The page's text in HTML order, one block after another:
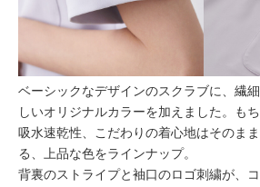
ベーシックなデザインのスクラブに、繊
しいオリジナルカラーを加えました。も
吸水速乾性、こだわりの着心地はそのま
る、上品な色をラインナップ。
背裏のストライプと袖口のロゴ刺繍が、